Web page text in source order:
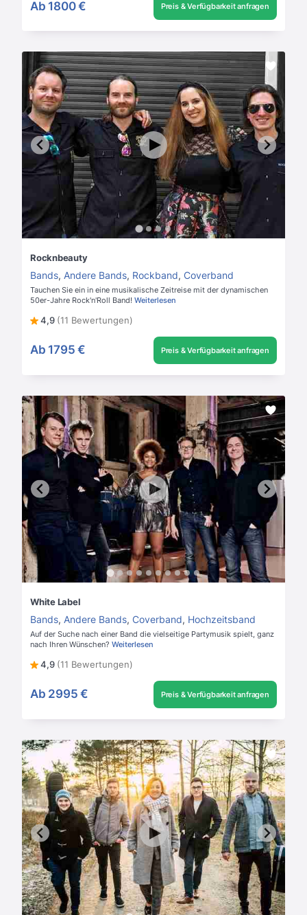
Ab 1800 € Preis & Verfügbarkeit anfragen
Rocknbeauty
Bands, Andere Bands, Rockband, Coverband
Tauchen Sie ein in eine musikalische Zeitreise mit der dynamischen
50er-Jahre Rock'n'Roll Band! Weiterlesen
4,9 (11 Bewertungen)
Ab 1795 € Preis & Verfügbarkeit anfragen
White Label
Bands, Andere Bands, Coverband, Hochzeitsband
Auf der Suche nach einer Band die vielseitige Partymusik spielt, ganz
nach Ihren Wünschen? Weiterlesen
4,9 (11 Bewertungen)
Ab 2995 € Preis & Verfügbarkeit anfragen